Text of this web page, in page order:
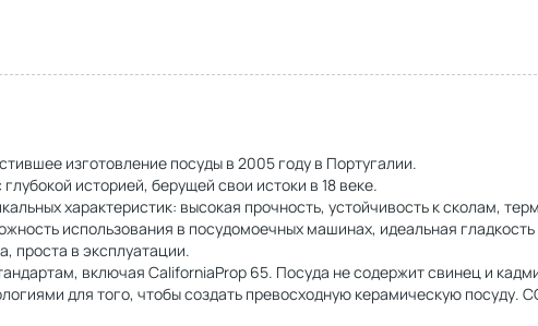
изготовление посуды в 2005 году в Португалии.
историей, берущей свои истоки в 18 веке.
характеристик: высокая прочность, устойчивость к сколам,
использования в посудомоечных машинах, идеальная гладкость
проста в эксплуатации.
включая CaliforniaProp 65. Посуда не содержит свинец и
для того, чтобы создать превосходную керамическую посуду.